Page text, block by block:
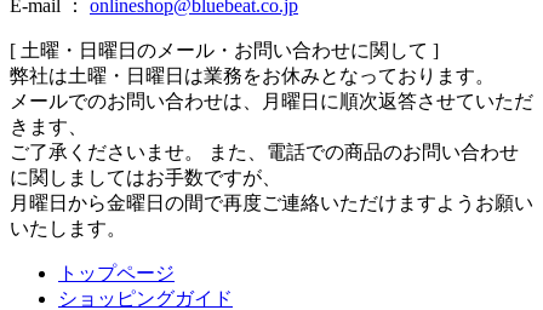
E-mail ： onlineshop@bluebeat.co.jp
[ 土曜・日曜日のメール・お問い合わせに関して ]
弊社は土曜・日曜日は業務をお休みとなっております。
メールでのお問い合わせは、月曜日に順次返答させていただ
きます、
ご了承くださいませ。 また、電話での商品のお問い合わせ
に関しましてはお手数ですが、
月曜日から金曜日の間で再度ご連絡いただけますようお願い
いたします。
トップページ
ショッピングガイド